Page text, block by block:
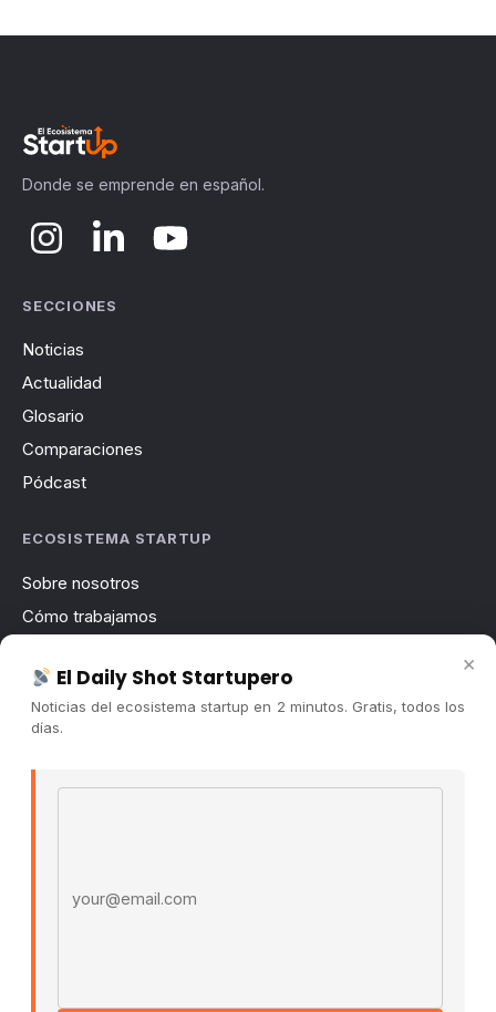
Donde se emprende en español.
SECCIONES
Noticias
Actualidad
Glosario
Comparaciones
Pódcast
ECOSISTEMA STARTUP
Sobre nosotros
Cómo trabajamos
Contacto
Publicidad
Es La Hora de Aprender ↗
×
El Daily Shot Startupero
Noticias del ecosistema startup en 2 minutos. Gratis, todos los
días.